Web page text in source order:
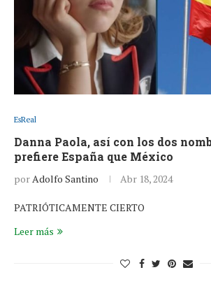
EsReal
Danna Paola, así con los dos
prefiere España que México
porAdolfo Santino Abr 18, 2024
PATRIÓTICAMENTE CIERTO
Leer más